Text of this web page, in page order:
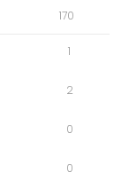
170
1
2
0
0